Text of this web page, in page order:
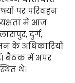
पर परिवहन
में आज
दुर्ग,
के अधिकारियों
बैठक में अपर
थे।